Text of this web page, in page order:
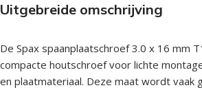
Uitgebreide omschrijving
De Spax spaanplaatschroef 3.0 x 16 mm
compacte houtschroef voor lichte
en plaatmateriaal. Deze maat wordt vaak